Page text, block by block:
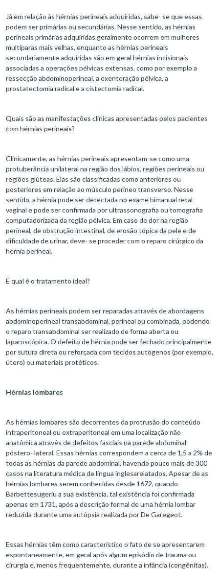
Já em relação às hérnias perineais adquiridas, sabe- se que essas
podem ser primárias ou secundárias. Nesse sentido, as hérnias
perineais primárias adquiridas geralmente ocorrem em mulheres
multíparas mais velhas, enquanto as hérnias perineais
secundariamente adquiridas são em geral hérnias incisionais
associadas a operações pélvicas extensas, como por exemplo a
ressecção abdominoperineal, a exenteração pélvica, a
prostatectomia radical e a cistectomia radical.
Quais são as manifestações clínicas apresentadas pelos pacientes
com hérnias perineais?
Clinicamente, as hérnias perineais apresentam-se como uma
protuberância unilateral na região dos lábios, regiões perineais ou
regiões glúteas. Elas são classificadas como anteriores ou
posteriores em relação ao músculo períneo transverso. Nesse
sentido, a hérnia pode ser detectada no exame bimanual retal
vaginal e pode ser confirmada por ultrassonografia ou tomografia
computadorizada da região pélvica. Em caso de dor na região
perineal, de obstrução intestinal, de erosão tópica da pele e de
dificuldade de urinar, deve- se proceder com o reparo cirúrgico da
hérnia perineal.
E qual é o tratamento ideal?
As hérnias perineais podem ser reparadas através de abordagens
abdominoperineal transabdominal, perineal ou combinada, podendo
o reparo transabdominal ser realizado de forma aberta ou
laparoscópica. O defeito de hérnia pode ser fechado principalmente
por sutura direta ou reforçada com tecidos autógenos (por exemplo,
útero) ou materiais protéticos.
Hérnias lombares
As hérnias lombares são decorrentes da protrusão do conteúdo
intraperitoneal ou extraperitoneal em uma localização não
anatômica através de defeitos fasciais na parede abdominal
póstero- lateral. Essas hérnias correspondem a cerca de 1,5 a 2% de
todas as hérnias da parede abdominal, havendo pouco mais de 300
casos na literatura médica de língua inglesarelatados. Apesar de as
hérnias lombares serem conhecidas desde 1672, quando
Barbettesugeriu a sua existência, tal existência foi confirmada
apenas em 1731, após a descrição formal de uma hérnia lombar
reduzida durante uma autópsia realizada por De Garegeot.
Essas hérnias têm como característico o fato de se apresentarem
espontaneamente, em geral após algum episódio de trauma ou
cirurgia e, menos frequentemente, durante a infância (congênitas).